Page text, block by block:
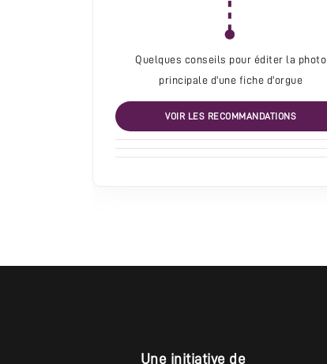
Quelques conseils pour éditer la photo
principale d'une fiche d'orgue
VOIR LES RECOMMANDATIONS
Une initiative de